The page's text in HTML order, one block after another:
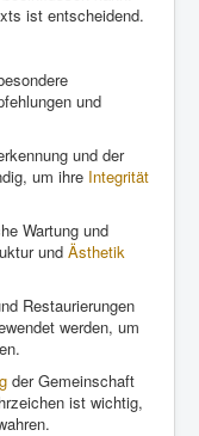
ist entscheidend.
und
und der
um ihre Integrität
Wartung und
und Ästhetik
Restaurierungen
werden, um
der Gemeinschaft
ist wichtig,